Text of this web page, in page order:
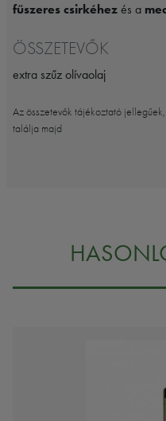
fűszeres csirkéhez és a
ÖSSZETEVŐK
extra szűz olívaolaj
Az összetevők tájékoztató
találja majd